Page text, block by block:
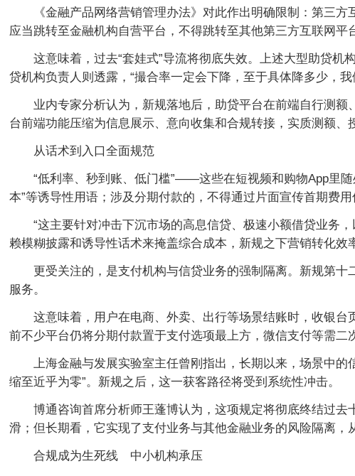
《金融产品网络营销管理办法》对此作出明确限制：第三
应当跳转至金融机构自营平台，不得跳转至其他第三方互联网平
这意味着，过去“套娃式”导流将彻底失效。上述大型助贷
贷机构负责人则透露，“撮合率一定会下降，至于具体降多少，我
业内专家分析认为，新规落地后，助贷平台在前端自行测
台前端功能压缩为信息展示、意向收集和合规转接，实质测额
从话术到入口全面规范
“低利率、秒到账、低门槛”——这些在短视频和购物App里随
本”等诱导性用语；涉及分期付款的，不得通过片面宣传首期费用
“这主要针对冲击下沉市场的高息信贷、极速小额借贷业务
赖模糊披露和诱导性话术来掩盖综合成本，新规之下营销转化效
更受关注的，是支付机构与信贷业务的强制隔离。新规第
服务。
这意味着，用户在电商、外卖、出行等场景结账时，收银台
前不少平台仍将分期付款置于支付选项最上方，微信支付等需二
上海金融与发展实验室主任曾刚指出，长期以来，场景中的
缩至近乎为零”。新规之后，这一获客路径将受到系统性冲击。
博通咨询首席分析师王蓬博认为，这项规定将彻底终结过
滑；但长期看，它实现了支付业务与其他金融业务的风险隔离
合规成为生死线 中小机构承压